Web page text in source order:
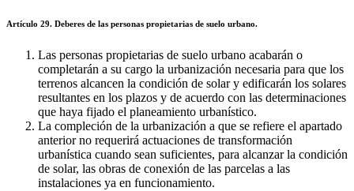
Artículo 29. Deberes de las personas propietarias de suelo urbano.
Las personas propietarias de suelo urbano acabarán o
completarán a su cargo la urbanización necesaria para que los
terrenos alcancen la condición de solar y edificarán los solares
resultantes en los plazos y de acuerdo con las determinaciones
que haya fijado el planeamiento urbanístico.
La compleción de la urbanización a que se refiere el apartado
anterior no requerirá actuaciones de transformación
urbanística cuando sean suficientes, para alcanzar la condición
de solar, las obras de conexión de las parcelas a las
instalaciones ya en funcionamiento.